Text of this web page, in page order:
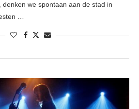
denken we spontaan aan de stad in
…